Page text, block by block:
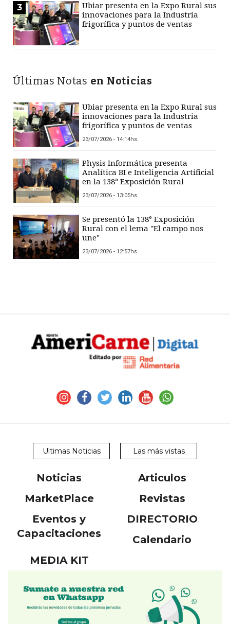
3
Ubiar presenta en la Expo Rural sus
innovaciones para la Industria
frigorífica y puntos de ventas
Últimas Notas en Noticias
Ubiar presenta en la Expo Rural sus
innovaciones para la Industria
frigorífica y puntos de ventas
23/07/2026 - 14:14hs.
Physis Informática presenta
Analítica BI e Inteligencia Artificial
en la 138ª Exposición Rural
23/07/2026 - 13:05hs.
Se presentó la 138° Exposición
Rural con el lema "El campo nos
une"
23/07/2026 - 12:57hs.
Ultimas Noticias Las más vistas
Noticias
Articulos
MarketPlace
Revistas
Eventos y
Capacitaciones
DIRECTORIO
Calendario
MEDIA KIT